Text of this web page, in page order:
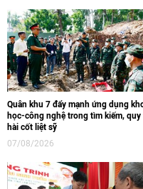
Quân khu 7 đẩy mạnh ứng dụng
học-công nghệ trong tìm kiếm, quy
hài cốt liệt sỹ
07/08/2026